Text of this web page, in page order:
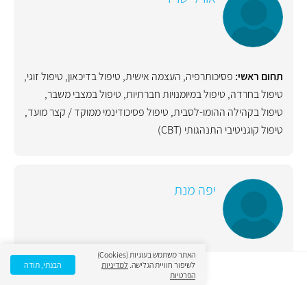
תחום ראשי: פסיכותרפיה, העצמה אישית, טיפול בדיכאון, טיפול זוגי,
טיפול בחרדה, טיפול במיומנויות חברתיות, טיפול במצבי משבר,
טיפול בקהילה ההומו-לסבית, טיפול פסיכודינמי ממוקד / קצר מועד,
טיפול קוגניטיבי התנהגותי (CBT)
יפה מנת
פסיכולוגיה חינוכית,ייעוץ חינוכי,טיפול זוגי
טיפול
האתר משתמש בעוגיות (Cookies)
לשיפור חוויית הגלישה. למדיניות
הפרטיות
הבנתי, תודה